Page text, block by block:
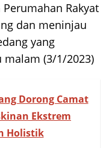
Rakyat
dan meninjau
yang
malam (3/1/2023)
Dorong Camat
Ekstrem
Holistik